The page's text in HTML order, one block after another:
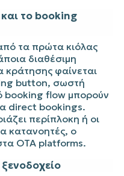
το booking
τα πρώτα κιόλας
διαθέσιμη
φαίνεται
button, σωστή
booking flow μπορούν
direct bookings.
περίπλοκη ή οι
κατανοητές, ο
OTA platforms.